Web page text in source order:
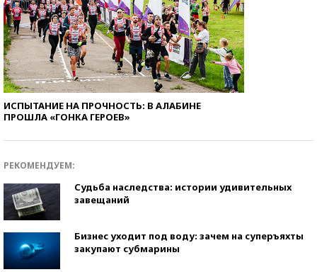
ИСПЫТАНИЕ НА ПРОЧНОСТЬ: В АЛАБИНЕ
ПРОШЛА «ГОНКА ГЕРОЕВ»
РЕКОМЕНДУЕМ:
Судьба наследства: истории удивительных
завещаний
Бизнес уходит под воду: зачем на суперъяхты
закупают субмарины